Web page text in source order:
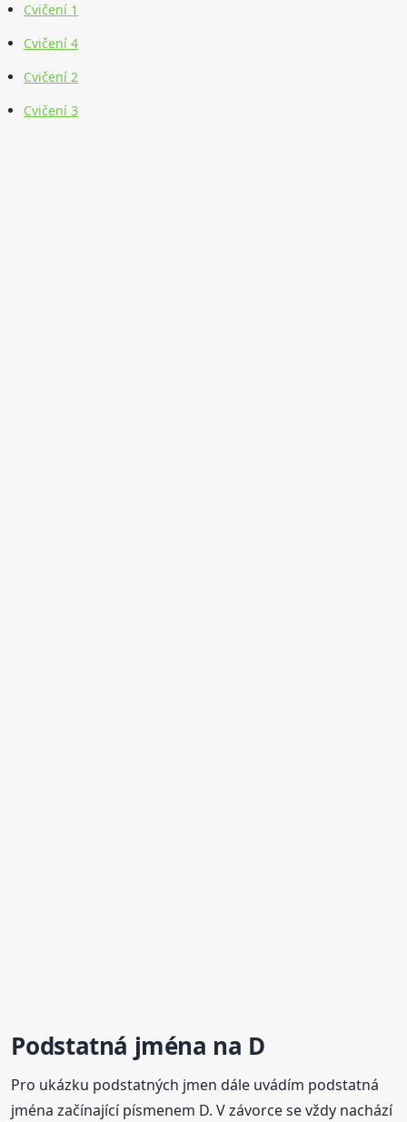
Cvičení 1
Cvičení 4
Cvičení 2
Cvičení 3
Podstatná jména na D
Pro ukázku podstatných jmen dále uvádím podstatná
jména začínající písmenem D. V závorce se vždy nachází